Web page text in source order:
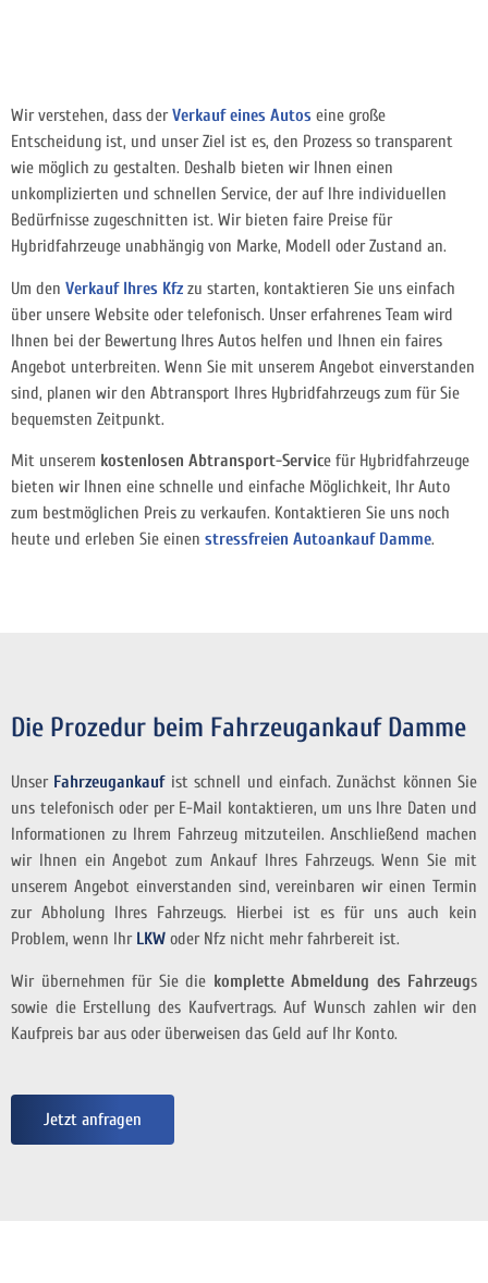
Wir verstehen, dass derVerkauf eines Autos eine große
Entscheidung ist, und unser Ziel ist es, den Prozess so transparent
wie möglich zu gestalten. Deshalb bieten wir Ihnen einen
unkomplizierten und schnellen Service, der auf Ihre individuellen
Bedürfnisse zugeschnitten ist. Wir bieten faire Preise für
Hybridfahrzeuge unabhängig von Marke, Modell oder Zustand an.
Um den Verkauf Ihres Kfz zu starten, kontaktieren Sie uns einfach
über unsere Website oder telefonisch. Unser erfahrenes Team wird
Ihnen bei der Bewertung Ihres Autos helfen und Ihnen ein faires
Angebot unterbreiten. Wenn Sie mit unserem Angebot einverstanden
sind, planen wir den Abtransport Ihres Hybridfahrzeugs zum für Sie
bequemsten Zeitpunkt.
Mit unserem kostenlosen Abtransport-Service für Hybridfahrzeuge
bieten wir Ihnen eine schnelle und einfache Möglichkeit, Ihr Auto
zum bestmöglichen Preis zu verkaufen. Kontaktieren Sie uns noch
heute und erleben Sie einen stressfreien Autoankauf Damme.
Die Prozedur beim Fahrzeugankauf Damme
Unser Fahrzeugankaufist schnell und einfach. Zunächst können Sie
uns telefonisch oder per E-Mail kontaktieren, um uns Ihre Daten und
Informationen zu Ihrem Fahrzeug mitzuteilen. Anschließend machen
wir Ihnen ein Angebot zum Ankauf Ihres Fahrzeugs. Wenn Sie mit
unserem Angebot einverstanden sind, vereinbaren wir einen Termin
zur Abholung Ihres Fahrzeugs. Hierbei ist es für uns auch kein
Problem, wenn Ihr LKW oder Nfz nicht mehr fahrbereit ist.
Wir übernehmen für Sie die komplette Abmeldung des Fahrzeugs
sowie die Erstellung des Kaufvertrags. Auf Wunsch zahlen wir den
Kaufpreis bar aus oder überweisen das Geld auf Ihr Konto.
Jetzt anfragen